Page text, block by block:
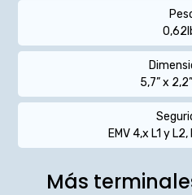
5,7” x
EMV 4,x L1 y
Más